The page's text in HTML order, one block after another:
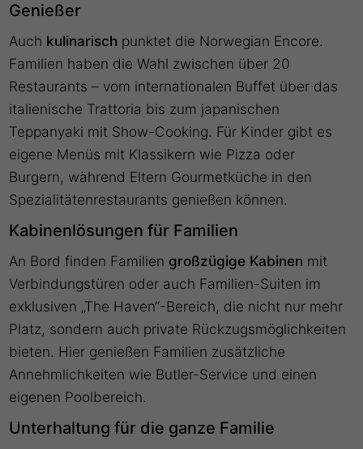
Genießer
Auch kulinarisch punktet die Norwegian Encore.
Familien haben die Wahl zwischen über 20
Restaurants – vom internationalen Buffet über das
italienische Trattoria bis zum japanischen
Teppanyaki mit Show-Cooking. Für Kinder gibt es
eigene Menüs mit Klassikern wie Pizza oder
Burgern, während Eltern Gourmetküche in den
Spezialitätenrestaurants genießen können.
Kabinenlösungen für Familien
An Bord finden Familien großzügige Kabinen mit
Verbindungstüren oder auch Familien-Suiten im
exklusiven „The Haven“-Bereich, die nicht nur mehr
Platz, sondern auch private Rückzugsmöglichkeiten
bieten. Hier genießen Familien zusätzliche
Annehmlichkeiten wie Butler-Service und einen
eigenen Poolbereich.
Unterhaltung für die ganze Familie